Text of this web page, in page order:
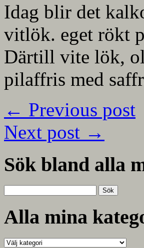
Idag blir det
vitlök. eget rökt
Därtill vite lök,
pilaffris med
← Previous post
Next post →
Sök bland alla
efter:
Alla mina
Alla